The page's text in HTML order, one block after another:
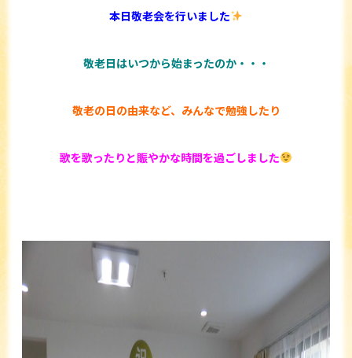
本日敬老会を行いました
敬老日はいつから始まったのか・・・
敬老の日の由来など、みんなで勉強したり
歌を歌ったりと賑やかな時間を過ごしました